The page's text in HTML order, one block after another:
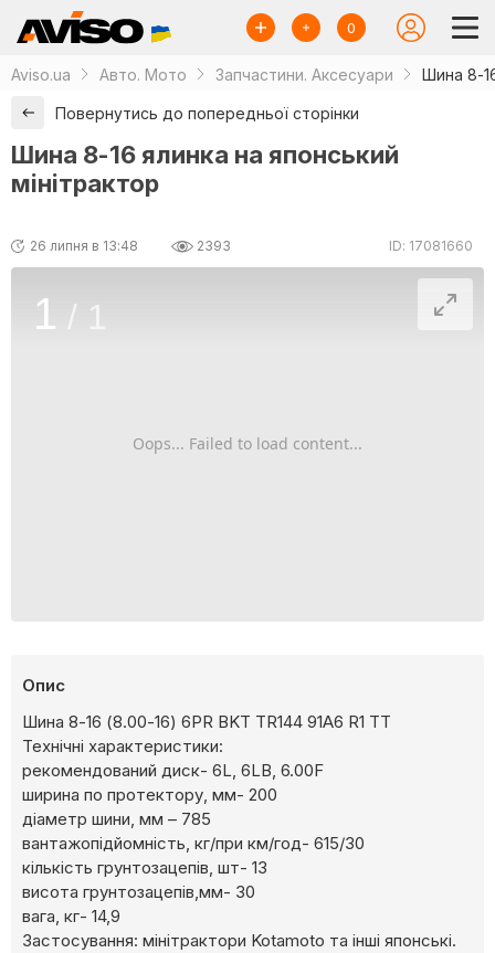
0
Aviso.ua Авто. Мото Запчастини. Аксесуари Шина 8-
Повернутись до попередньої сторінки
Шина 8-16 ялинка на японський
мінітрактор
26 липня в 13:48 2393 ID: 17081660
Oops... Failed to load content...
1 / 1
Опис
Шина 8-16 (8.00-16) 6PR BKT TR144 91A6 R1 TT
Технічні характеристики:
рекомендований диск- 6L, 6LB, 6.00F
ширина по протектору, мм- 200
діаметр шини, мм – 785
вантажопідйомність, кг/при км/год- 615/30
кількість грунтозацепів, шт- 13
висота грунтозацепів,мм- 30
вага, кг- 14,9
Застосування: мінітрактори Kotamoto та інші японські.